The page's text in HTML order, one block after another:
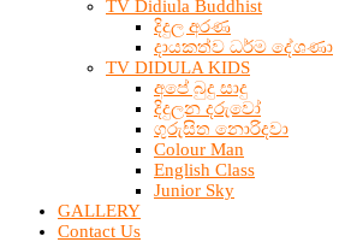
TV Didiula Buddhist
දිදුල අරණ
දායකත්ව ධර්ම දේශණා
TV DIDULA KIDS
අපේ බුදු සාදු
දිදුලන දරුවෝ
ගුරුසිත නොරිදවා
Colour Man
English Class
Junior Sky
GALLERY
Contact Us